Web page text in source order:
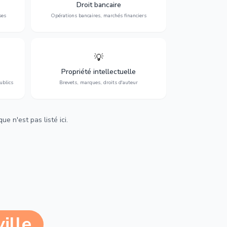
Droit bancaire
Opérations bancaires, marchés financiers
régulation.
💡
Propriété intellectuelle
Brevets, marques, droits d'auteur
Protection de vos créations : brevets,
marques, droits d'auteur et lutte contre la
contrefaçon.
n'est pas listé ici.